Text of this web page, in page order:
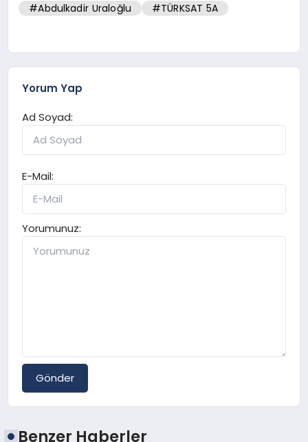
#Abdulkadir Uraloğlu #TÜRKSAT 5A
Yorum Yap
Ad Soyad:
E-Mail:
Yorumunuz:
Gönder
Benzer Haberler